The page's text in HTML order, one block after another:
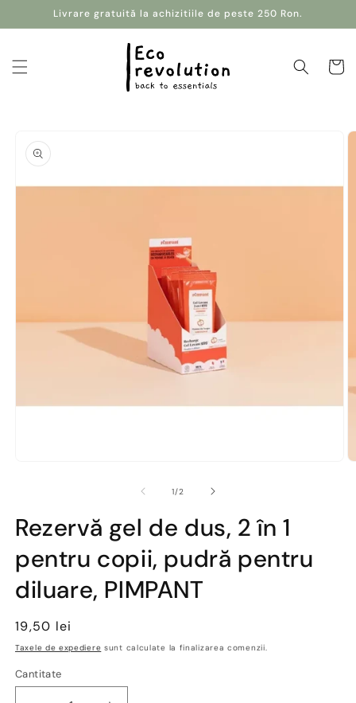
Salt la
conținut
Livrare gratuită la achizitiile de peste 250 Ron.
Coș
informațiile
despre
produs
o
fereastră
1/din
2
Rezervă gel de dus, 2 în 1
pentru copii, pudră pentru
diluare, PIMPANT
Preț
obișnuit
19,50 lei
Taxele de expediere sunt calculate la finalizarea comenzii.
Cantitate